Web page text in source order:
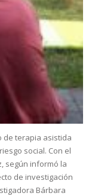
de terapia asistida
social. Con el
según informó la
de investigación
Bárbara